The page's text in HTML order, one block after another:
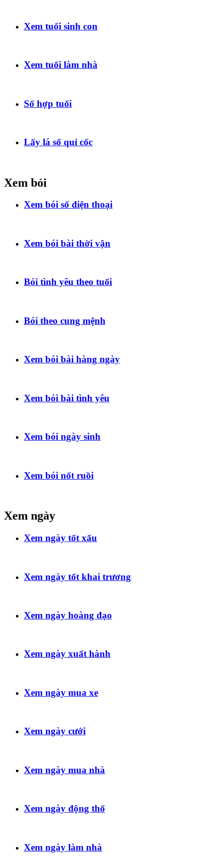
Xem tuổi sinh con
Xem tuổi làm nhà
Số hợp tuổi
Lấy lá số quỉ cốc
Xem bói
Xem bói số điện thoại
Xem bói bài thời vận
Bói tình yêu theo tuổi
Bói theo cung mệnh
Xem bói bài hàng ngày
Xem bói bài tình yêu
Xem bói ngày sinh
Xem bói nốt ruồi
Xem ngày
Xem ngày tốt xấu
Xem ngày tốt khai trương
Xem ngày hoàng đạo
Xem ngày xuất hành
Xem ngày mua xe
Xem ngày cưới
Xem ngày mua nhà
Xem ngày động thổ
Xem ngày làm nhà